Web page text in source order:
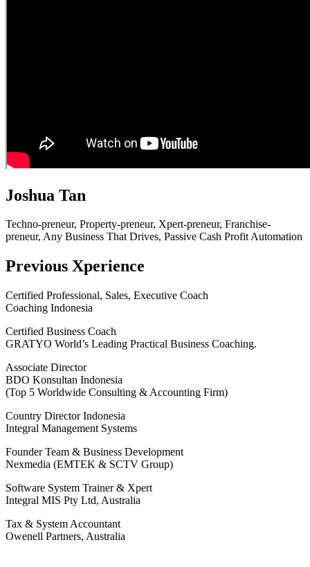
Joshua Tan
Techno-preneur, Property-preneur, Xpert-preneur, Franchise-
preneur, Any Business That Drives, Passive Cash Profit Automation
Previous Xperience
Certified Professional, Sales, Executive Coach
Coaching Indonesia
Certified Business Coach
GRATYO World’s Leading Practical Business Coaching.
Associate Director
BDO Konsultan Indonesia
(Top 5 Worldwide Consulting & Accounting Firm)
Country Director Indonesia
Integral Management Systems
Founder Team & Business Development
Nexmedia (EMTEK & SCTV Group)
Software System Trainer & Xpert
Integral MIS Pty Ltd, Australia
Tax & System Accountant
Owenell Partners, Australia